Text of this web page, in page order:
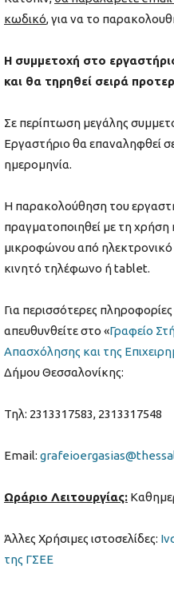
κωδικό, για να το
Η συμμετοχή στο
και θα τηρηθεί σειρά
Σε περίπτωση μεγάλης
Εργαστήριο θα επαναληφθεί
ημερομηνία.
Η παρακολούθηση του
πραγματοποιηθεί με τη χρήση
μικροφώνου από ηλεκτρονικό
κινητό τηλέφωνο ή tablet.
Για περισσότερες
απευθυνθείτε στο «Γραφείο
Απασχόλησης και της
Δήμου Θεσσαλονίκης:
Τηλ: 2313317583, 2313317548
Email:
Ωράριο Λειτουργίας:
Άλλες Χρήσιμες ιστοσελίδες:
της ΓΣΕΕ